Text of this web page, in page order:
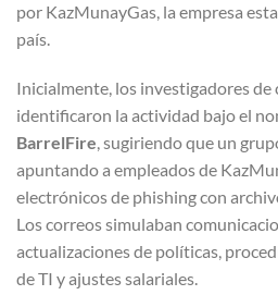
por KazMunayGas, la empresa
país.
Inicialmente, los investigadores de
identificaron la actividad bajo el
BarrelFire, sugiriendo que un
apuntando a empleados de
electrónicos de phishing con
Los correos simulaban
actualizaciones de políticas,
de TI y ajustes salariales.